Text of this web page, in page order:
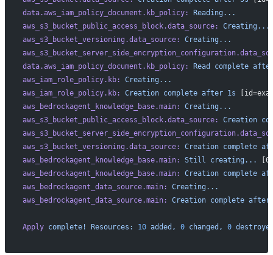
data.aws_iam_policy_document.kb_policy:
Reading...
aws_s3_bucket_public_access_block.data_source:
Creating...
aws_s3_bucket_versioning.data_source:
Creating...
data.aws_iam_policy_document.kb_policy:
Read complete
aws_iam_role_policy.kb:
Creating...
aws_iam_role_policy.kb:
Creation complete after 1s
aws_bedrockagent_knowledge_base.main:
Creating...
aws_s3_bucket_public_access_block.data_source:
Creation
aws_s3_bucket_versioning.data_source:
Creation complete
aws_bedrockagent_knowledge_base.main:
Still creating...
aws_bedrockagent_knowledge_base.main:
Creation complete
aws_bedrockagent_data_source.main:
Creating...
aws_bedrockagent_data_source.main:
Creation complete after
Apply complete! Resources: 10 added, 0 changed, 0